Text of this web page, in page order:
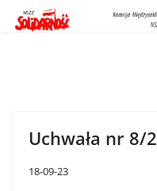
Uchwała nr 8/
18-09-23